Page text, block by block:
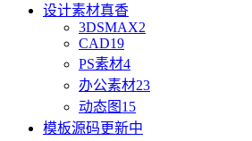
设计素材真香
3DSMAX2
CAD19
PS素材4
办公素材23
动态图 15
模板源码更新中